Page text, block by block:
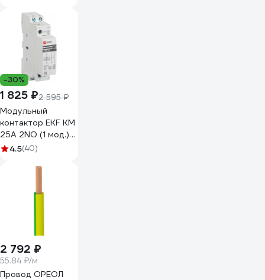
-30%
1 825 ₽2 595 ₽
Модульный
контактор EKF КМ
25А 2NО (1 мод.)
PROxima km-1-25-
4.5(40)
2 792 ₽
55.84 ₽/м
Провод ОРЕОЛ